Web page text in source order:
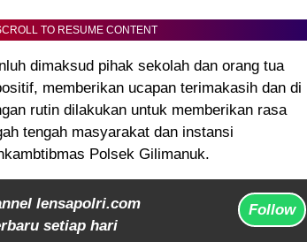
TO RESUME CONTENT
dimaksud pihak sekolah dan orang tua
memberikan ucapan terimakasih dan di
rutin dilakukan untuk memberikan rasa
tengah masyarakat dan instansi
Polsek Gilimanuk.
lensapolri.com
setiap hari
Follow